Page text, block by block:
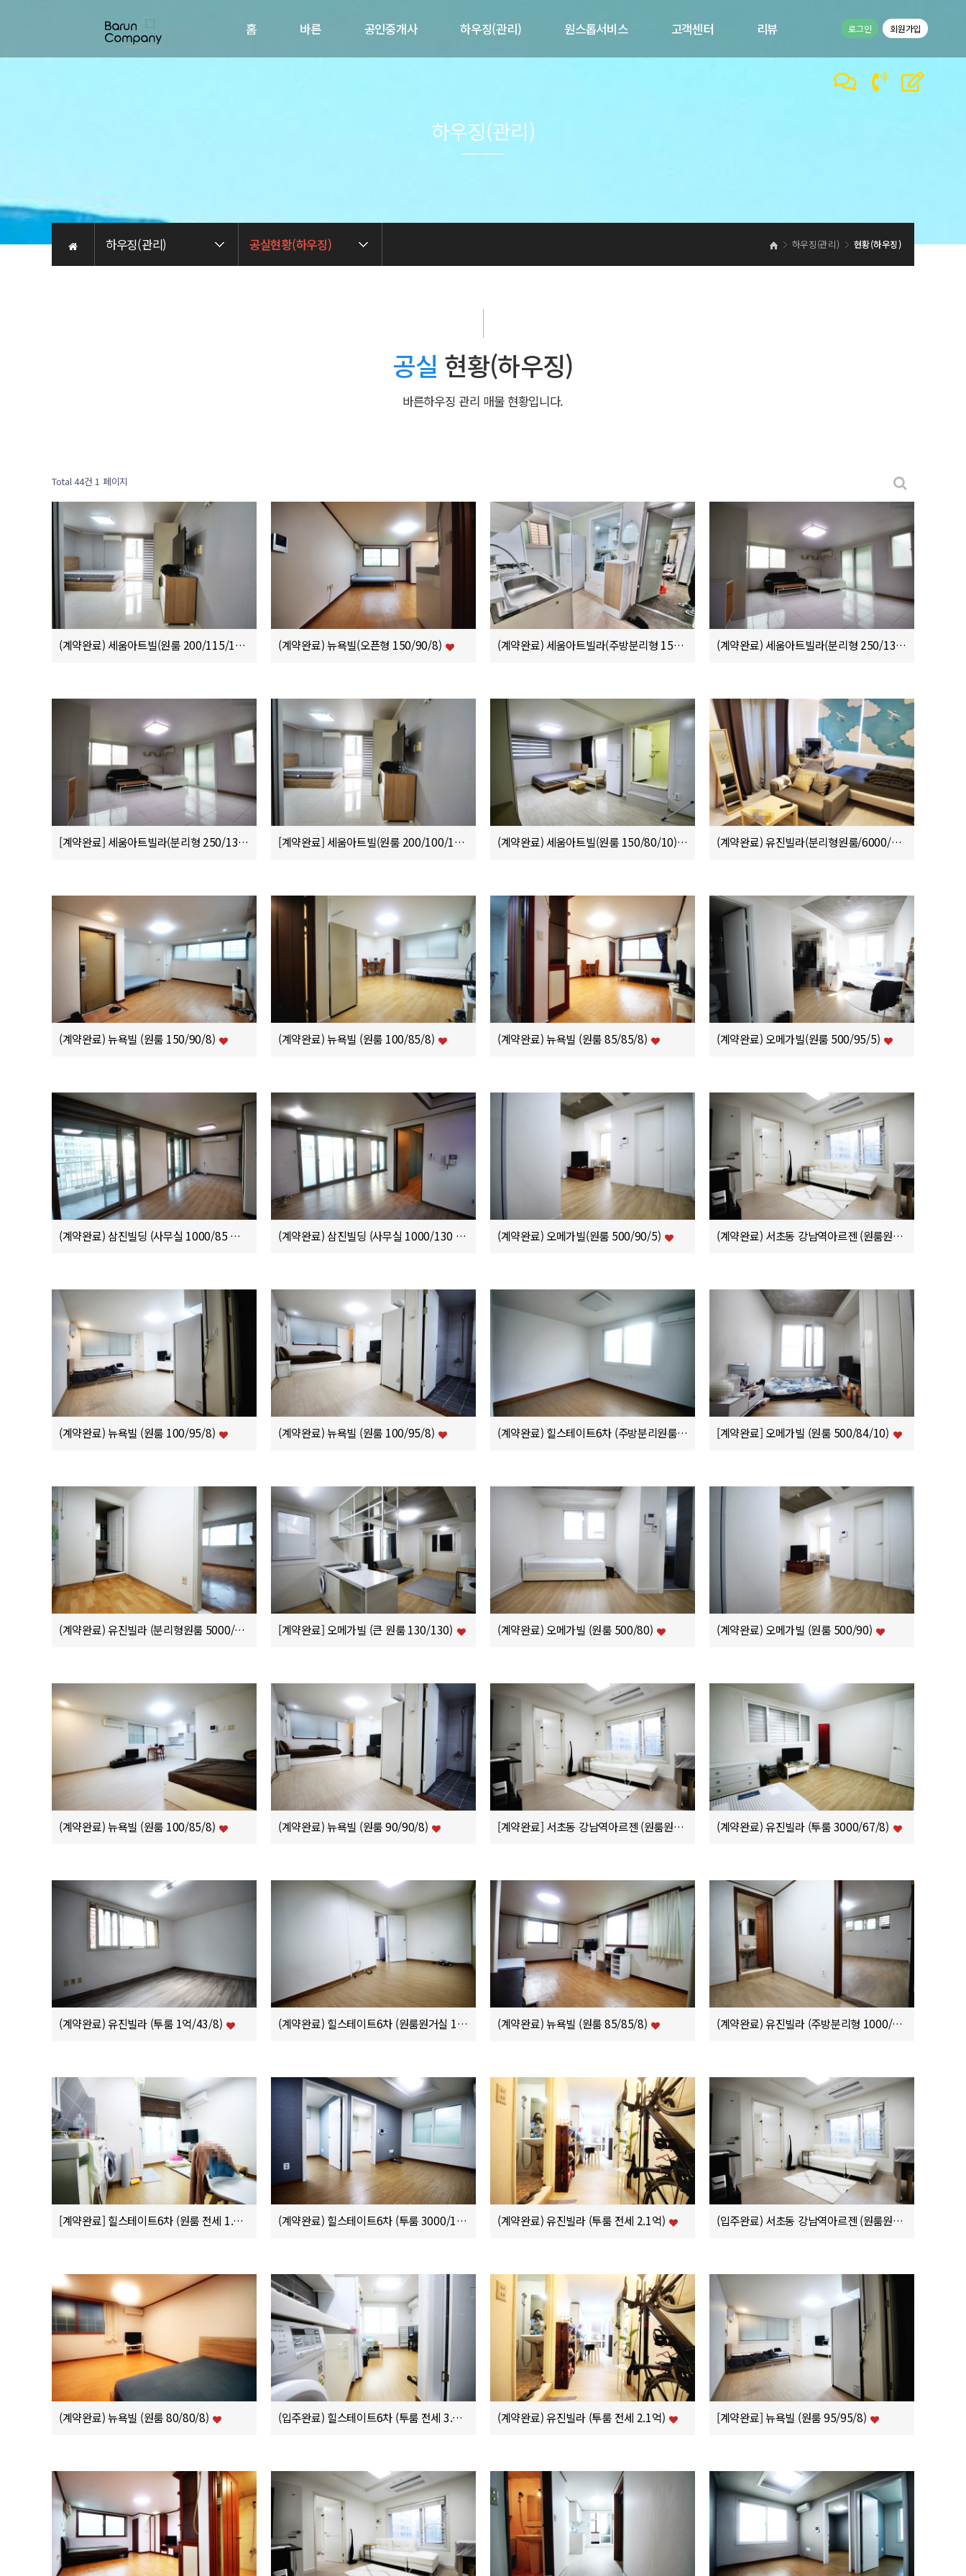
홈 바른 공인중개사 하우징(관리)
사업현황
임대인전용
원스톱서비스 고객센터 리뷰 로그인 회원가입
하우징(관리) 공실현황(하우징) 하우징(관리) 현황(하우징)
하우징(관리)
공실 현황(하우징)
바른하우징 관리 매물 현황입니다.
Total 44건 1 페이지
(계약완료) 세움아트빌(원룸 200/115/10) (계약완료) 뉴욕빌(오픈형 150/90/8) (계약완료) 세움아트빌라(주방분리형 150/80/10) (계약완료) 세움아트빌라(분리형 250/130/10)
[계약완료] 세움아트빌라(분리형 250/130/10) [계약완료] 세움아트빌(원룸 200/100/10) (계약완료) 세움아트빌(원룸 150/80/10) (계약완료) 유진빌라(분리형원룸/6000/31/8)
(계약완료) 뉴욕빌 (원룸 150/90/8) (계약완료) 뉴욕빌 (원룸 100/85/8) (계약완료) 뉴욕빌 (원룸 85/85/8) (계약완료) 오메가빌(원룸 500/95/5)
(계약완료) 삼진빌딩 (사무실 1000/85 부가세별도) (계약완료) 삼진빌딩 (사무실 1000/130 부가세별도) (계약완료) 오메가빌(원룸 500/90/5) (계약완료) 서초동 강남역아르젠 (원룸원거실 1000/125)
(계약완료) 뉴욕빌 (원룸 100/95/8) (계약완료) 뉴욕빌 (원룸 100/95/8) (계약완료) 힐스테이트6차 (주방분리원룸 1000/70/9) [계약완료] 오메가빌 (원룸 500/84/10)
(계약완료) 유진빌라 (분리형원룸 5000/43/8) [계약완료] 오메가빌 (큰 원룸 130/130) (계약완료) 오메가빌 (원룸 500/80) (계약완료) 오메가빌 (원룸 500/90)
(계약완료) 뉴욕빌 (원룸 100/85/8) (계약완료) 뉴욕빌 (원룸 90/90/8) [계약완료] 서초동 강남역아르젠 (원룸원거실 단기렌트 300/140) (계약완료) 유진빌라 (투룸 3000/67/8)
(계약완료) 유진빌라 (투룸 1억/43/8) (계약완료) 힐스테이트6차 (원룸원거실 1000/70/10) (계약완료) 뉴욕빌 (원룸 85/85/8) (계약완료) 유진빌라 (주방분리형 1000/45/5)
[계약완료] 힐스테이트6차 (원룸 전세 1.6억) (계약완료) 힐스테이트6차 (투룸 3000/100 또는 3.5억 전세) (계약완료) 유진빌라 (투룸 전세 2.1억) (입주완료) 서초동 강남역아르젠 (원룸원거실 단기렌트 300/140)
(계약완료) 뉴욕빌 (원룸 80/80/8) (입주완료) 힐스테이트6차 (투룸 전세 3.1억) (계약완료) 유진빌라 (투룸 전세 2.1억) [계약완료] 뉴욕빌 (원룸 95/95/8)